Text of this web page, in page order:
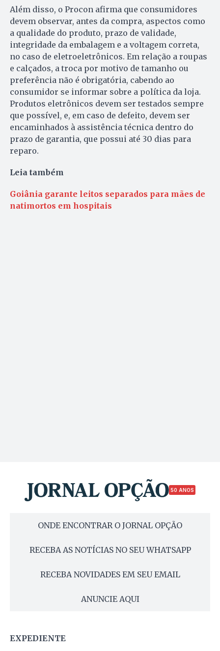
Além disso, o Procon afirma que consumidores
devem observar, antes da compra, aspectos como
a qualidade do produto, prazo de validade,
integridade da embalagem e a voltagem correta,
no caso de eletroeletrônicos. Em relação a roupas
e calçados, a troca por motivo de tamanho ou
preferência não é obrigatória, cabendo ao
consumidor se informar sobre a política da loja.
Produtos eletrônicos devem ser testados sempre
que possível, e, em caso de defeito, devem ser
encaminhados à assistência técnica dentro do
prazo de garantia, que possui até 30 dias para
reparo.
Leia também
Goiânia garante leitos separados para mães de
natimortos em hospitais
50 ANOS
ONDE ENCONTRAR O JORNAL OPÇÃO
RECEBA AS NOTÍCIAS NO SEU WHATSAPP
RECEBA NOVIDADES EM SEU EMAIL
ANUNCIE AQUI
EXPEDIENTE